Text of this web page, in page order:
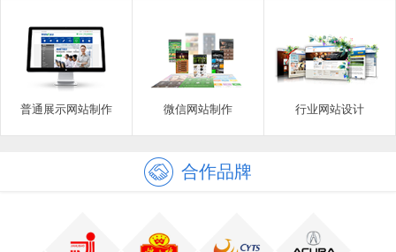
普通展示网站制作 微信网站制作 行业网站设计
合作品牌